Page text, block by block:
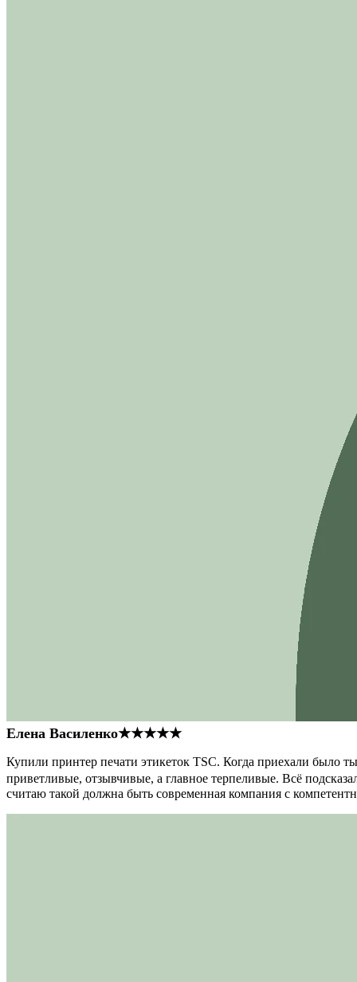
Елена Василенко★★★★★
Купили принтер печати этикеток TSC. Когда приехали было
приветливые, отзывчивые, а главное терпеливые. Всё
считаю такой должна быть современная компания с